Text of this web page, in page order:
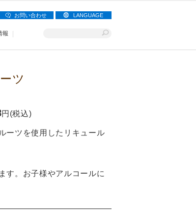
お問い合わせ LANGUAGE
報
ツ
円(税込)
ーツを使用したリキュール
す。お子様やアルコールに